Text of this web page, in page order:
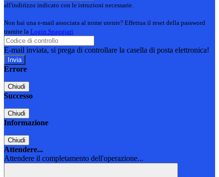
all'indirizzo indicato con le istruzioni necessarie.
Non hai una e-mail associata al nome utente? Effettua il reset della password
tramite la Login Spaggiari
E-mail inviata, si prega di controllare la casella di posta elettronica!
Errore
Chiudi
Successo
Chiudi
Informazione
Chiudi
Attendere...
Attendere il completamento dell'operazione...